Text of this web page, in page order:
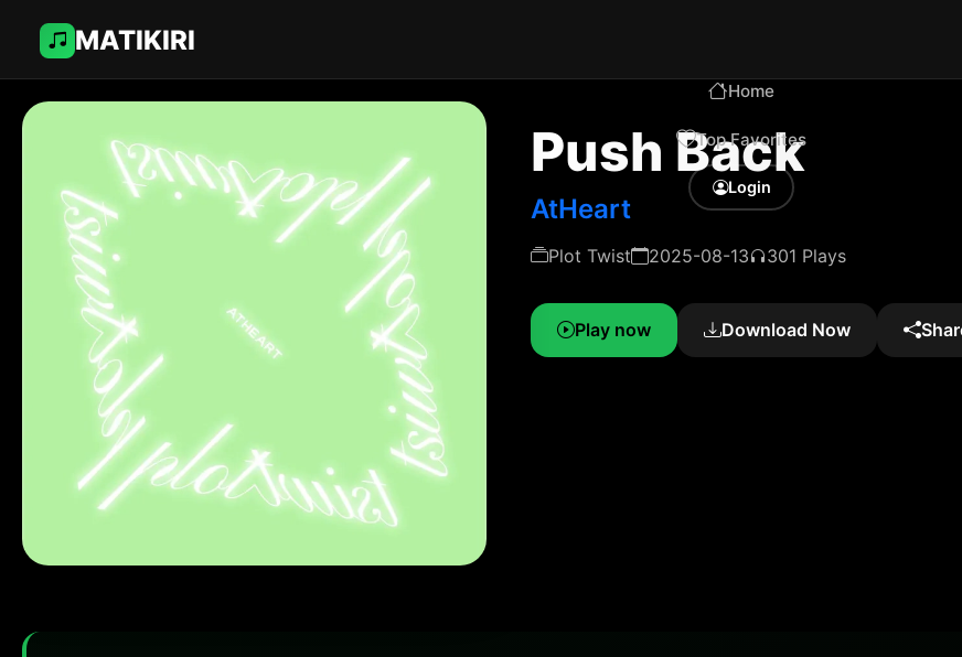
MATIKIRI
Home
Top Favorites
Login
Push Back
AtHeart
Plot Twist 2025-08-13 301 Plays
Play now Download Now